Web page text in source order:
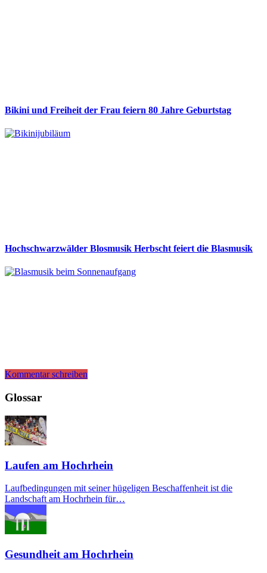
Bikini und Freiheit der Frau feiern 80 Jahre Geburtstag
Hochschwarzwälder Blosmusik Herbscht feiert die Blasmusik
Kommentar schreiben
Glossar
Laufen am Hochrhein
Laufbedingungen mit seiner hügeligen Beschaffenheit ist die
Landschaft am Hochrhein für…
Gesundheit am Hochrhein